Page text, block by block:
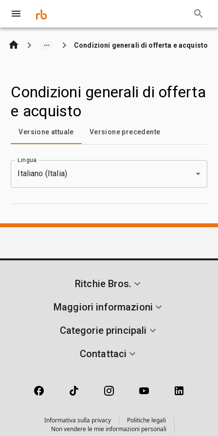
Condizioni generali di offerta e acquisto
Condizioni generali di offerta
e acquisto
Versione attuale Versione precedente
Italiano (Italia)
Ritchie Bros.
Maggiori informazioni
Categorie principali
Contattaci
Informativa sulla privacy
Politiche legali
Non vendere le mie informazioni personali